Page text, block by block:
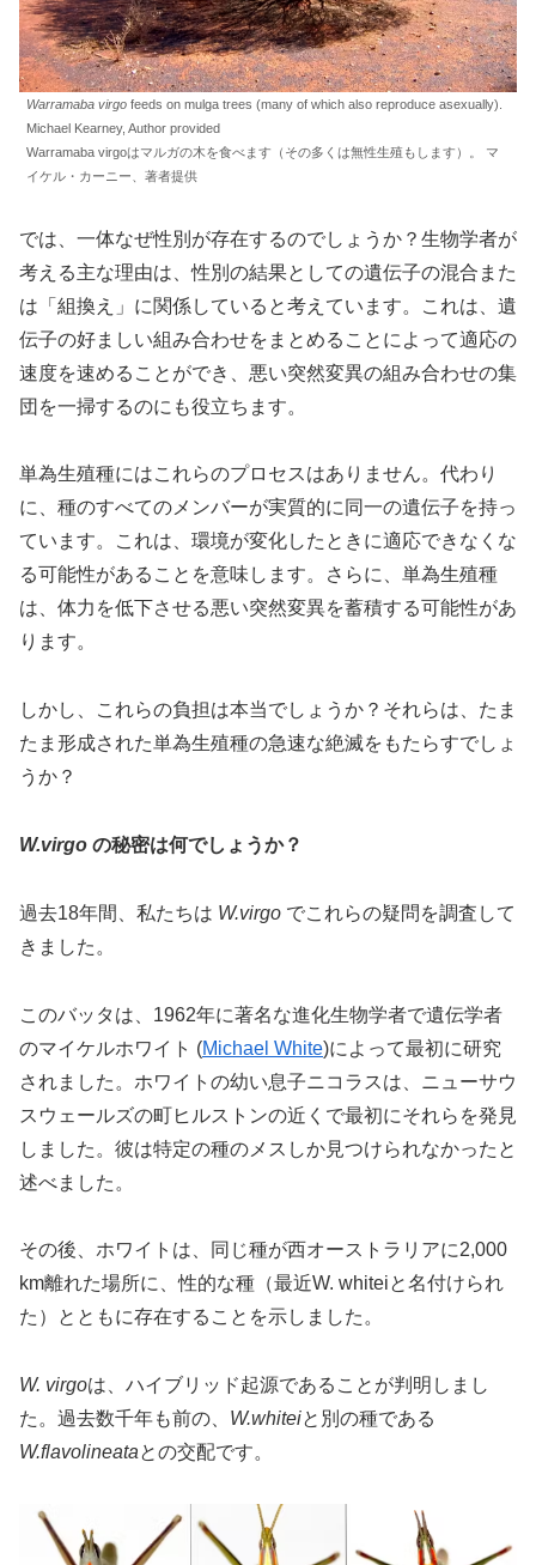
Warramaba virgo feeds on mulga trees (many of which also reproduce asexually).
Michael Kearney, Author provided
Warramaba virgoはマルガの木を食べます（その多くは無性生殖もします）。 マ
イケル・カーニー、著者提供
では、一体なぜ性別が存在するのでしょうか？生物学者が
考える主な理由は、性別の結果としての遺伝子の混合また
は「組換え」に関係していると考えています。これは、遺
伝子の好ましい組み合わせをまとめることによって適応の
速度を速めることができ、悪い突然変異の組み合わせの集
団を一掃するのにも役立ちます。
単為生殖種にはこれらのプロセスはありません。代わり
に、種のすべてのメンバーが実質的に同一の遺伝子を持っ
ています。これは、環境が変化したときに適応できなくな
る可能性があることを意味します。さらに、単為生殖種
は、体力を低下させる悪い突然変異を蓄積する可能性があ
ります。
しかし、これらの負担は本当でしょうか？それらは、たま
たま形成された単為生殖種の急速な絶滅をもたらすでしょ
うか？
W.virgo の秘密は何でしょうか？
過去18年間、私たちは W.virgo でこれらの疑問を調査して
きました。
このバッタは、1962年に著名な進化生物学者で遺伝学者
のマイケルホワイト (Michael White)によって最初に研究
されました。ホワイトの幼い息子ニコラスは、ニューサウ
スウェールズの町ヒルストンの近くで最初にそれらを発見
しました。彼は特定の種のメスしか見つけられなかったと
述べました。
その後、ホワイトは、同じ種が西オーストラリアに2,000
km離れた場所に、性的な種（最近W. whiteiと名付けられ
た）とともに存在することを示しました。
W. virgoは、ハイブリッド起源であることが判明しまし
た。過去数千年も前の、 W.whiteiと別の種である
W.flavolineataとの交配です。